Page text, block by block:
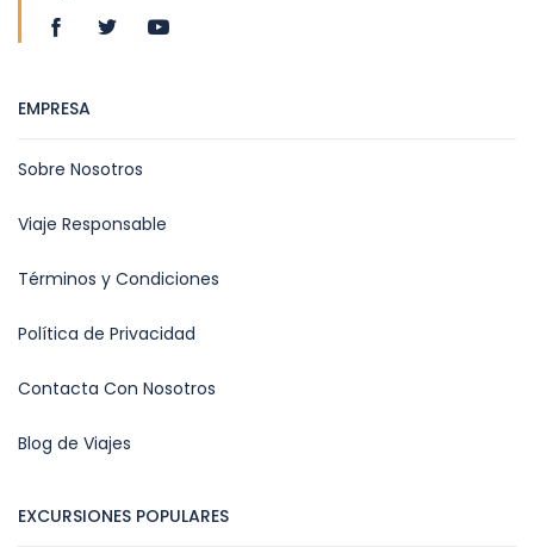
EMPRESA
Sobre Nosotros
Viaje Responsable
Términos y Condiciones
Política de Privacidad
Contacta Con Nosotros
Blog de Viajes
EXCURSIONES POPULARES